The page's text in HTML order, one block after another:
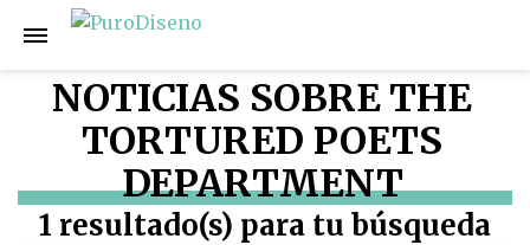
NOTICIAS SOBRE THE
TORTURED POETS
DEPARTMENT
1 resultado(s) para tu búsqueda